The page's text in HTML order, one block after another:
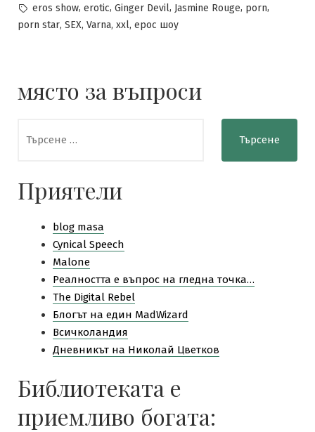
by
in
Tags:
eros show, erotic, Ginger Devil, Jasmine Rouge, porn,
porn star, SEX, Varna, xxl, ерос шоу
място за въпроси
за:
Приятели
blog masa
Cynical Speech
Malone
Pеалността е въпрос на гледна точка…
The Digital Rebel
Блогът на един MadWizard
Всичколандия
Дневникът на Николай Цветков
Библиотеката е
приемливо богата: